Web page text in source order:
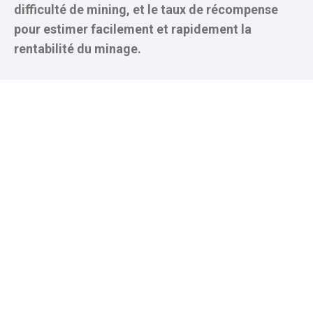
difficulté de mining, et le taux de récompense
pour estimer facilement et rapidement la
rentabilité du minage.